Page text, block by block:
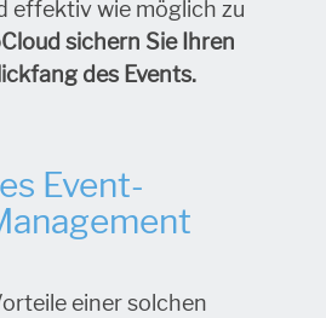
effektiv wie möglich zu
sichern Sie Ihren
des Events.
Event-
einer solchen